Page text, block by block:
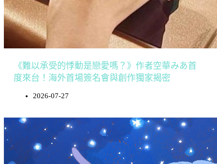
《難以承受的悸動是戀愛嗎？》作者空華みあ首
度來台！海外首場簽名會與創作獨家揭密
2026-07-27